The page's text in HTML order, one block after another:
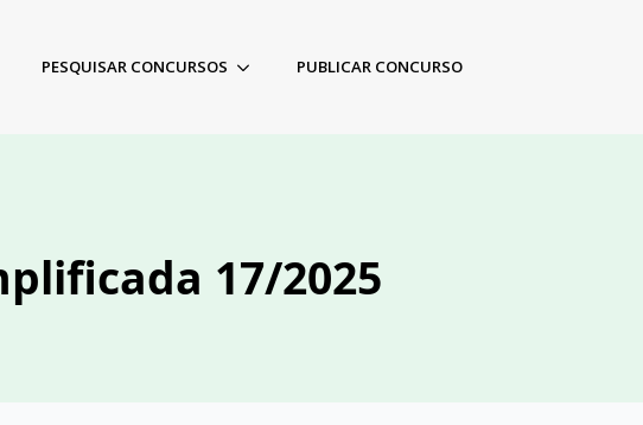
PESQUISAR CONCURSOS PUBLICAR CONCURSO
17/2025